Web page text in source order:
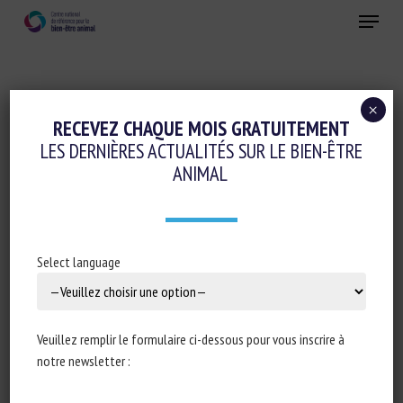
Menu
Réglementation
SPAIN MOVES TO REDEFINE LEGAL PETS
CONCERNS
Type de document : article publié dans
RECEVEZ CHAQUE MOIS GRATUITEMENT
LES DERNIÈRES ACTUALITÉS SUR LE BIEN-ÊTRE
ANIMAL
Select language
Veuillez remplir le formulaire ci-dessous pour vous inscrire à
notre newsletter :
×